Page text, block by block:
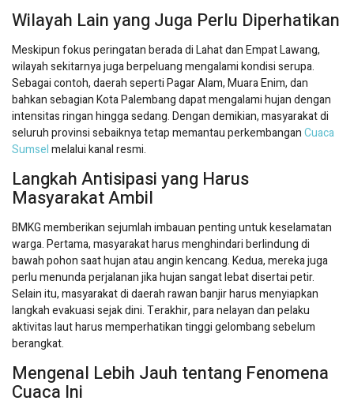
Wilayah Lain yang Juga Perlu Diperhatikan
Meskipun fokus peringatan berada di Lahat dan Empat Lawang,
wilayah sekitarnya juga berpeluang mengalami kondisi serupa.
Sebagai contoh, daerah seperti Pagar Alam, Muara Enim, dan
bahkan sebagian Kota Palembang dapat mengalami hujan dengan
intensitas ringan hingga sedang. Dengan demikian, masyarakat di
seluruh provinsi sebaiknya tetap memantau perkembanganCuaca
Sumselmelalui kanal resmi.
Langkah Antisipasi yang Harus
Masyarakat Ambil
BMKG memberikan sejumlah imbauan penting untuk keselamatan
warga. Pertama, masyarakat harus menghindari berlindung di
bawah pohon saat hujan atau angin kencang. Kedua, mereka juga
perlu menunda perjalanan jika hujan sangat lebat disertai petir.
Selain itu, masyarakat di daerah rawan banjir harus menyiapkan
langkah evakuasi sejak dini. Terakhir, para nelayan dan pelaku
aktivitas laut harus memperhatikan tinggi gelombang sebelum
berangkat.
Mengenal Lebih Jauh tentang Fenomena
Cuaca Ini